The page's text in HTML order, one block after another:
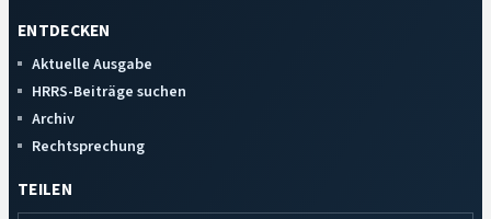
ENTDECKEN
Aktuelle Ausgabe
HRRS-Beiträge suchen
Archiv
Rechtsprechung
TEILEN